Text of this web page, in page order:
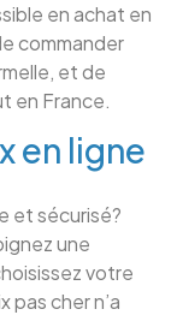
en achat en
commander
et de
en France.
en ligne
et sécurisé?
une
votre
pas cher n’a